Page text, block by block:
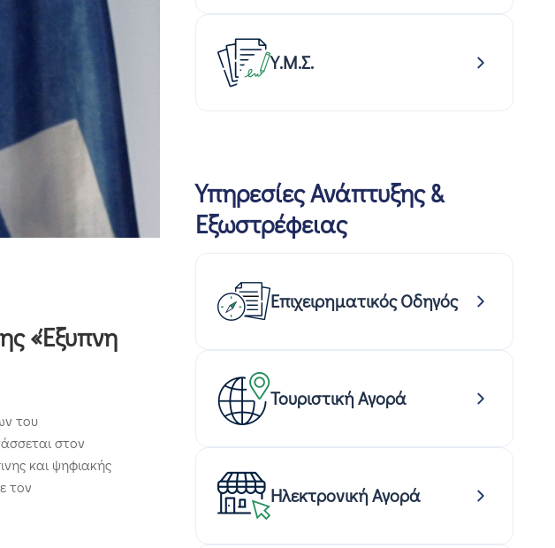
«Έξυπνη
του
στον
και ψηφιακής
τον
Υ.Μ.Σ.
Υπηρεσίες Ανάπτυξης &
Εξωστρέφειας
Επιχειρηματικός Οδηγός
Τουριστική Αγορά
Ηλεκτρονική Αγορά